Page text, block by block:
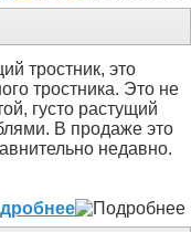
тростник, это
тростника. Это не
густо растущий
В продаже это
недавно.